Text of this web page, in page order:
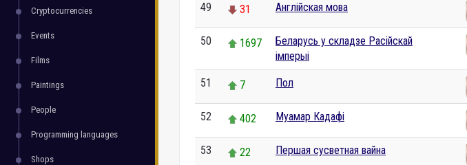
Cryptocurrencies
Events
Films
Paintings
People
Programming languages
Shops
49 31 Англійская мова
50 1697
Беларусь у складзе Расійскай
імперыі
51 7 Пол
52 402 Муамар Кадафі
53 22 Першая сусветная вайна